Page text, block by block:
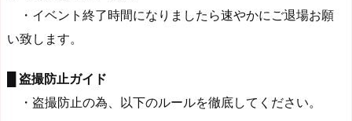
・イベント終了時間になりましたら速やかにご退場お願
い致します。
█ 盗撮防止ガイド
・盗撮防止の為、以下のルールを徹底してください。